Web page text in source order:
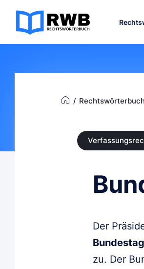
Rechtswörterbuch
Der
Bundestag
zu. Der